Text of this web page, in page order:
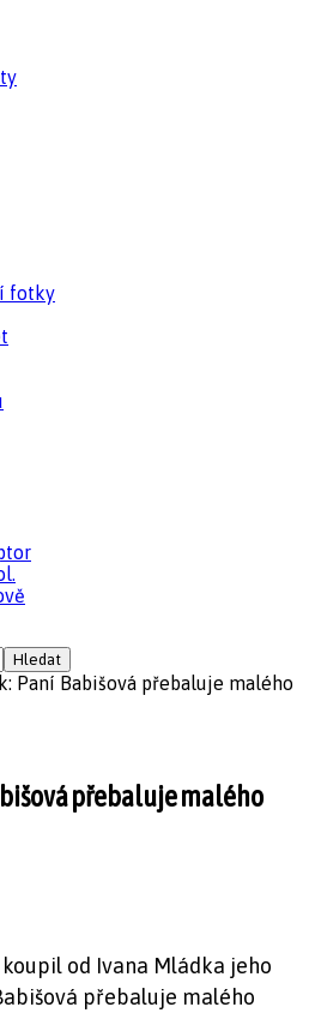
fotky
Paní Babišová přebaluje malého
přebaluje malého
od Ivana Mládka jeho
přebaluje malého